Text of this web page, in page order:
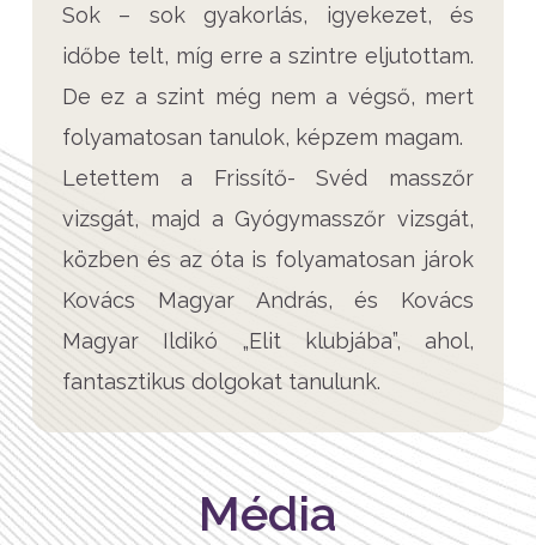
Sok – sok gyakorlás, igyekezet, és
időbe telt, míg erre a szintre eljutottam.
De ez a szint még nem a végső, mert
folyamatosan tanulok, képzem magam.
Letettem a Frissítő- Svéd masszőr
vizsgát, majd a Gyógymasszőr vizsgát,
közben és az óta is folyamatosan járok
Kovács Magyar András, és Kovács
Magyar Ildikó „Elit klubjába”, ahol,
fantasztikus dolgokat tanulunk.
Média